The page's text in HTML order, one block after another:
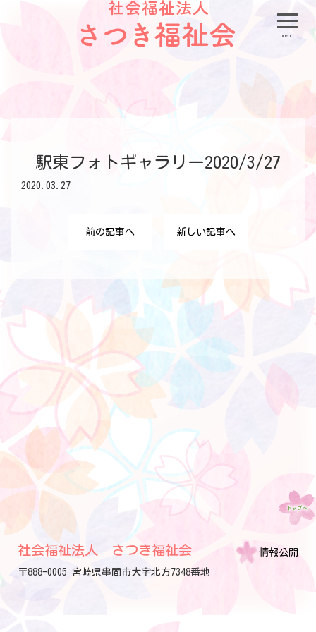
menu
駅東フォトギャラリー2020/3/27
2020.03.27
前の記事へ 新しい記事へ
社会福祉法人 さつき福祉会
〒888-0005 宮崎県串間市大字北方7348番地
情報公開